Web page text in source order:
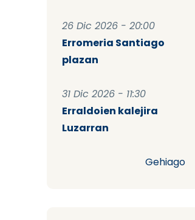
26 Dic 2026 - 20:00
Erromeria Santiago
plazan
31 Dic 2026 - 11:30
Erraldoien kalejira
Luzarran
Gehiago